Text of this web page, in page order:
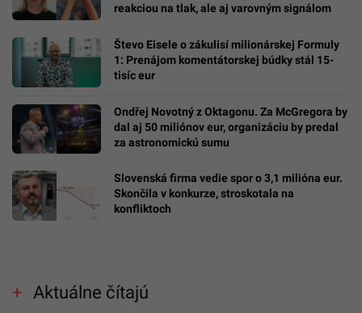
reakciou na tlak, ale aj varovným signálom
Števo Eisele o zákulisí milionárskej Formuly
1: Prenájom komentátorskej búdky stál 15-
tisíc eur
Ondřej Novotný z Oktagonu. Za McGregora by
dal aj 50 miliónov eur, organizáciu by predal
za astronomickú sumu
Slovenská firma vedie spor o 3,1 milióna eur.
Skončila v konkurze, stroskotala na
konfliktoch
Aktuálne čítajú